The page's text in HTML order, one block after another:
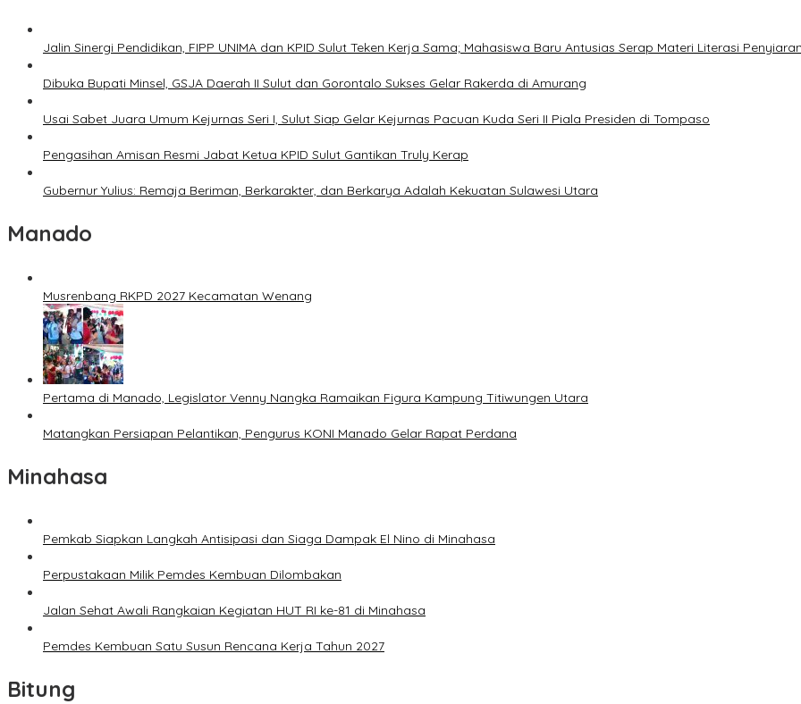
Jalin Sinergi Pendidikan, FIPP UNIMA dan KPID Sulut Teken Kerja Sama; Mahasiswa Baru Antusias Serap Materi Literasi
Dibuka Bupati Minsel, GSJA Daerah II Sulut dan Gorontalo Sukses Gelar Rakerda di Amurang
Usai Sabet Juara Umum Kejurnas Seri I, Sulut Siap Gelar Kejurnas Pacuan Kuda Seri II Piala Presiden di Tompaso
Pengasihan Amisan Resmi Jabat Ketua KPID Sulut Gantikan Truly Kerap
Gubernur Yulius: Remaja Beriman, Berkarakter, dan Berkarya Adalah Kekuatan Sulawesi Utara
Manado
Musrenbang RKPD 2027 Kecamatan Wenang
Pertama di Manado, Legislator Venny Nangka Ramaikan Figura Kampung Titiwungen Utara
Matangkan Persiapan Pelantikan, Pengurus KONI Manado Gelar Rapat Perdana
Minahasa
Pemkab Siapkan Langkah Antisipasi dan Siaga Dampak El Nino di Minahasa
Perpustakaan Milik Pemdes Kembuan Dilombakan
Jalan Sehat Awali Rangkaian Kegiatan HUT RI ke-81 di Minahasa
Pemdes Kembuan Satu Susun Rencana Kerja Tahun 2027
Bitung